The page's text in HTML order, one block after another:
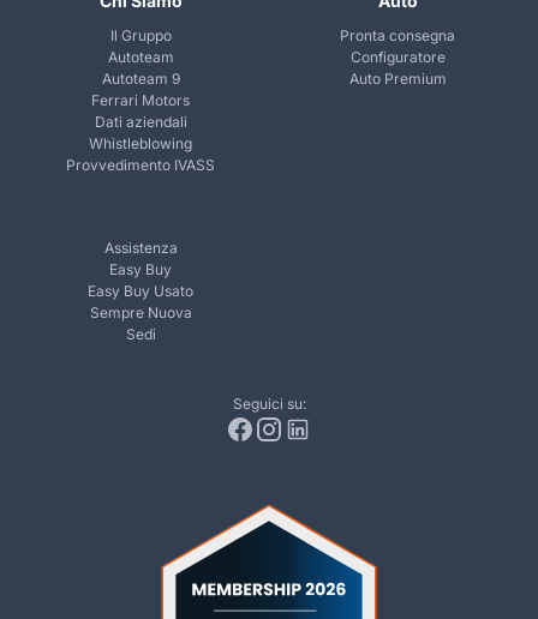
Il Gruppo
Autoteam
Autoteam 9
Ferrari Motors
Dati aziendali
Whistleblowing
Provvedimento IVASS
Pronta consegna
Configuratore
Auto Premium
Assistenza
Easy Buy
Easy Buy Usato
Sempre Nuova
Sedi
Seguici su: